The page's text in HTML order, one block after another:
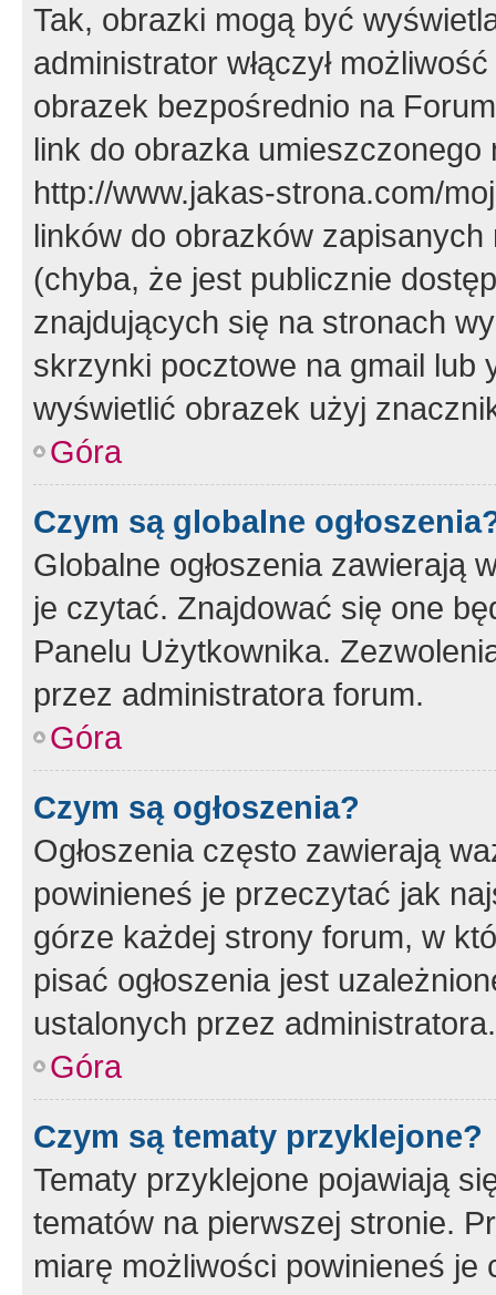
Tak, obrazki mogą być
administrator włączył
obrazek bezpośrednio na
link do obrazka
http://www.jakas-strona.com/
linków do obrazków
(chyba, że jest publicznie
znajdujących się na stronach
skrzynki pocztowe na gmail lub
wyświetlić obrazek użyj
Góra
Czym są globalne
Globalne ogłoszenia zawierają
je czytać. Znajdować się one
Panelu Użytkownika.
przez administratora forum.
Góra
Czym są ogłoszenia?
Ogłoszenia często zawierają
powinieneś je przeczytać jak
górze każdej strony forum, w
pisać ogłoszenia jest
ustalonych przez administratora.
Góra
Czym są tematy przyklejone?
Tematy przyklejone pojawiają
tematów na pierwszej stronie.
miarę możliwości powinieneś je